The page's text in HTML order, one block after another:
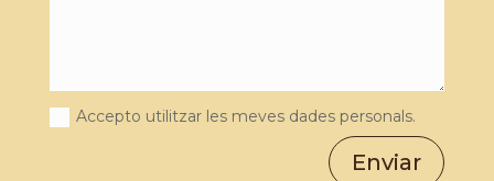
Accepto utilitzar les meves dades personals.
Enviar